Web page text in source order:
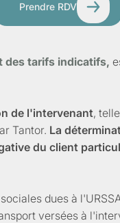
Prendre RDV
des tarifs indicatifs,
de l'intervenant,
Tantor. La
du client
dues à
versées à